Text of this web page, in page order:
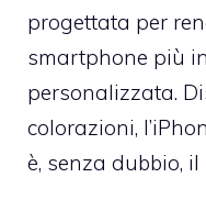
progettata per
smartphone più
personalizzata.
colorazioni,
è, senza dubbio,